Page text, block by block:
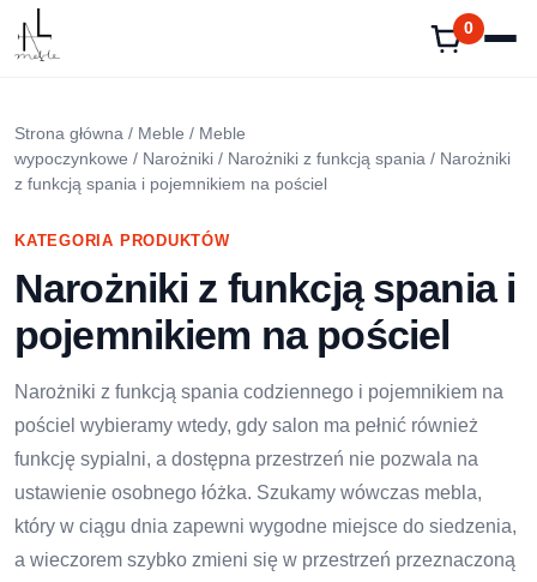
Przejdź
treści
0
Strona główna / Meble / Meble
wypoczynkowe / Narożniki / Narożniki z funkcją spania / Narożniki
z funkcją spania i pojemnikiem na pościel
KATEGORIA PRODUKTÓW
Narożniki z funkcją spania i
pojemnikiem na pościel
Narożniki z funkcją spania codziennego i pojemnikiem na
pościel wybieramy wtedy, gdy salon ma pełnić również
funkcję sypialni, a dostępna przestrzeń nie pozwala na
ustawienie osobnego łóżka. Szukamy wówczas mebla,
który w ciągu dnia zapewni wygodne miejsce do siedzenia,
a wieczorem szybko zmieni się w przestrzeń przeznaczoną